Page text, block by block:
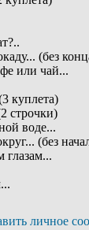
(без
или чай...
куплета)
строчки)
воде...
(без
глазам...